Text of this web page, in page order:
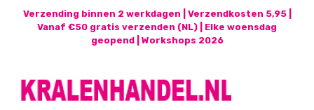
Verzending binnen 2 werkdagen | Verzendkosten 5,95 |
Vanaf €50 gratis verzenden (NL) | Elke woensdag
geopend | Workshops 2026